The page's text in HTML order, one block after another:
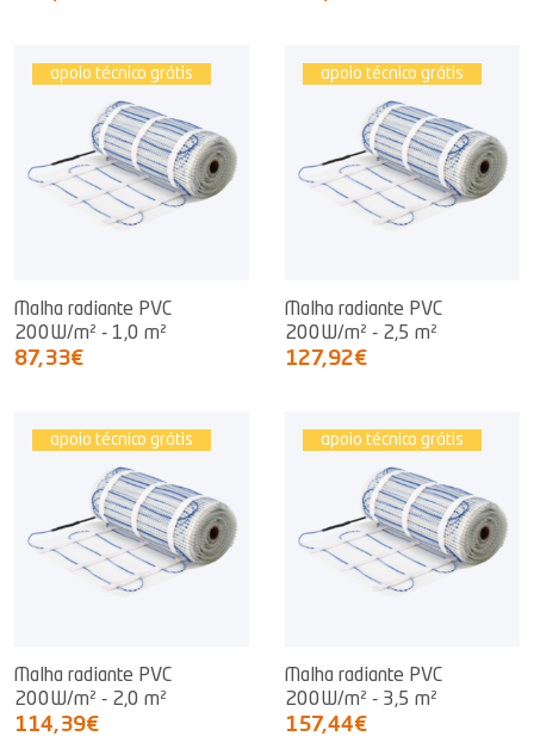
apoio técnico grátis
Malha radiante PVC
200W/m² - 1,0 m²
87,33€
apoio técnico grátis
Malha radiante PVC
200W/m² - 2,5 m²
127,92€
apoio técnico grátis
Malha radiante PVC
200W/m² - 2,0 m²
114,39€
apoio técnico grátis
Malha radiante PVC
200W/m² - 3,5 m²
157,44€